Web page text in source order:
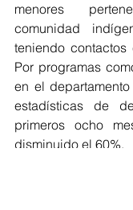
menores
comunidad
teniendo
Por programas
en el
estadísticas de
primeros ocho
disminuido el 60%.